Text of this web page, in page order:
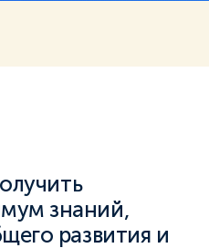
знаний,
развития и